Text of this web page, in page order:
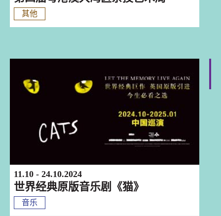
其他
11.10 - 24.10.2024
世界经典原版音乐剧《猫》
音乐